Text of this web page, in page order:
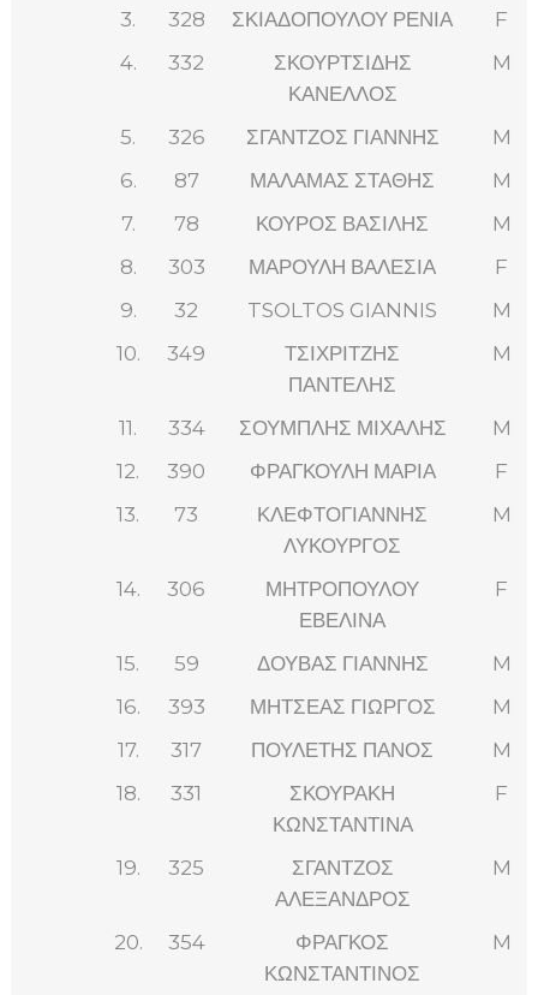
3. 328 ΣΚΙΑΔΟΠΟΥΛΟΥ ΡΕΝΙΑ
F
4.
332
ΣΚΟΥΡΤΣΙΔΗΣ
ΚΑΝΕΛΛΟΣ
M
5. 326 ΣΓΑΝΤΖΟΣ ΓΙΑΝΝΗΣ
M
6.
87 ΜΑΛΑΜΑΣ ΣΤΑΘΗΣ
M
7.
78 ΚΟΥΡΟΣ ΒΑΣΙΛΗΣ
M
8.
303 ΜΑΡΟΥΛΗ ΒΑΛΕΣΙΑ
F
9.
32 TSOLTOS GIANNIS
M
10.
349
ΤΣΙΧΡΙΤΖΗΣ
ΠΑΝΤΕΛΗΣ
M
11. 334 ΣΟΥΜΠΛΗΣ ΜΙΧΑΛΗΣ
M
12.
390 ΦΡΑΓΚΟΥΛΗ ΜΑΡΙΑ
F
13.
73
ΚΛΕΦΤΟΓΙΑΝΝΗΣ
ΛΥΚΟΥΡΓΟΣ
M
14. 306
ΜΗΤΡΟΠΟΥΛΟΥ
ΕΒΕΛΙΝΑ
F
15. 59 ΔΟΥΒΑΣ ΓΙΑΝΝΗΣ
M
16.
393 ΜΗΤΣΕΑΣ ΓΙΩΡΓΟΣ
M
17.
317 ΠΟΥΛΕΤΗΣ ΠΑΝΟΣ
M
18.
331
ΣΚΟΥΡΑΚΗ
ΚΩΝΣΤΑΝΤΙΝΑ
F
19. 325
ΣΓΑΝΤΖΟΣ
ΑΛΕΞΑΝΔΡΟΣ
M
20. 354
ΦΡΑΓΚΟΣ
ΚΩΝΣΤΑΝΤΙΝΟΣ
M